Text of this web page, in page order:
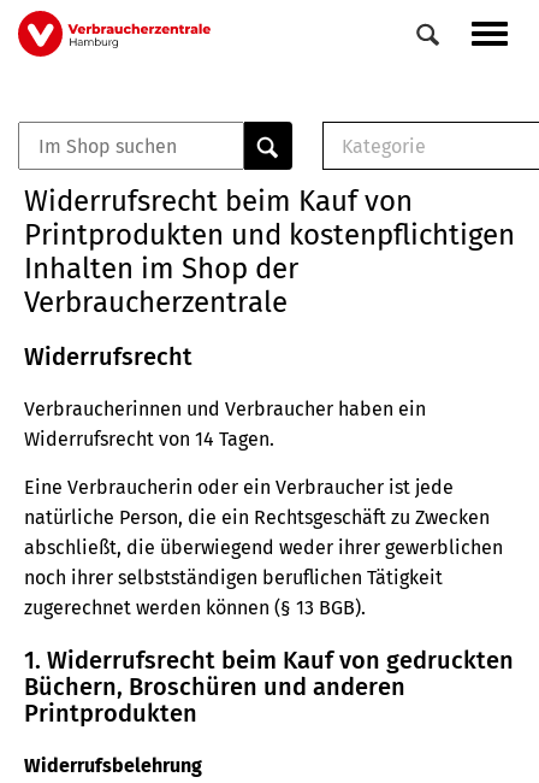
Direkt
zum
Veranstaltungen
0
Elemente
Kategorie
Musterbrief (RTF)
E-Broschüre
Widerrufsrecht beim Kauf von
Printprodukten und kostenpflichtigen
Inhalten im Shop der
Verbraucherzentrale
Widerrufsrecht
Verbraucherinnen und Verbraucher haben ein
Widerrufsrecht von 14 Tagen.
Eine Verbraucherin oder ein Verbraucher ist jede
natürliche Person, die ein Rechtsgeschäft zu Zwecken
abschließt, die überwiegend weder ihrer gewerblichen
noch ihrer selbstständigen beruflichen Tätigkeit
zugerechnet werden können (§ 13 BGB).
1. Widerrufsrecht beim Kauf von gedruckten
Büchern, Broschüren und anderen
Printprodukten
Widerrufsbelehrung